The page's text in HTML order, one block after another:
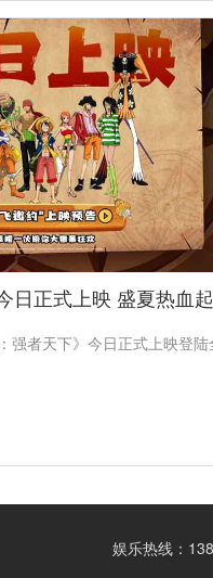
日正式上映 盛夏热血
强者天下》今日正式上映登
娱乐热线：